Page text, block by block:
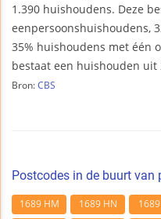
1.390 huishoudens. Deze
eenpersoonshuishoudens,
35% huishoudens met één
bestaat een huishouden uit
Bron: CBS
Postcodes in de buurt van
1689 HM 1689 HN